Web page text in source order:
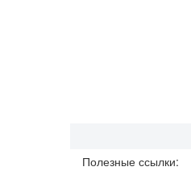
Полезные ссылки: